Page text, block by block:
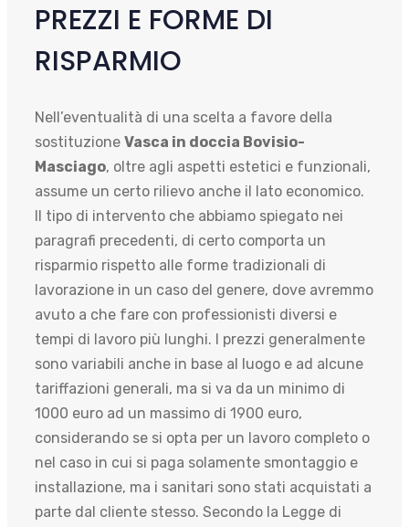
PREZZI E FORME DI
RISPARMIO
Nell’eventualità di una scelta a favore della
sostituzione Vasca in doccia Bovisio-
Masciago, oltre agli aspetti estetici e funzionali,
assume un certo rilievo anche il lato economico.
Il tipo di intervento che abbiamo spiegato nei
paragrafi precedenti, di certo comporta un
risparmio rispetto alle forme tradizionali di
lavorazione in un caso del genere, dove avremmo
avuto a che fare con professionisti diversi e
tempi di lavoro più lunghi. I prezzi generalmente
sono variabili anche in base al luogo e ad alcune
tariffazioni generali, ma si va da un minimo di
1000 euro ad un massimo di 1900 euro,
considerando se si opta per un lavoro completo o
nel caso in cui si paga solamente smontaggio e
installazione, ma i sanitari sono stati acquistati a
parte dal cliente stesso. Secondo la Legge di